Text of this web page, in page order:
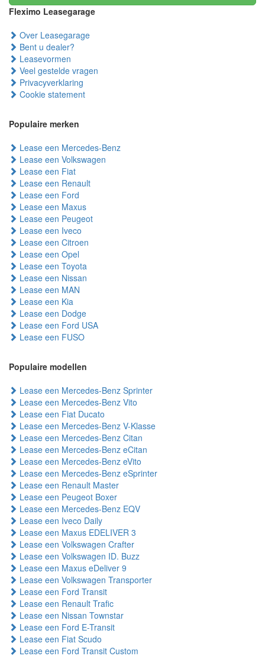
Fleximo Leasegarage
Over Leasegarage
Bent u dealer?
Leasevormen
Veel gestelde vragen
Privacyverklaring
Cookie statement
Populaire merken
Lease een Mercedes-Benz
Lease een Volkswagen
Lease een Fiat
Lease een Renault
Lease een Ford
Lease een Maxus
Lease een Peugeot
Lease een Iveco
Lease een Citroen
Lease een Opel
Lease een Toyota
Lease een Nissan
Lease een MAN
Lease een Kia
Lease een Dodge
Lease een Ford USA
Lease een FUSO
Populaire modellen
Lease een Mercedes-Benz Sprinter
Lease een Mercedes-Benz Vito
Lease een Fiat Ducato
Lease een Mercedes-Benz V-Klasse
Lease een Mercedes-Benz Citan
Lease een Mercedes-Benz eCitan
Lease een Mercedes-Benz eVito
Lease een Mercedes-Benz eSprinter
Lease een Renault Master
Lease een Peugeot Boxer
Lease een Mercedes-Benz EQV
Lease een Iveco Daily
Lease een Maxus EDELIVER 3
Lease een Volkswagen Crafter
Lease een Volkswagen ID. Buzz
Lease een Maxus eDeliver 9
Lease een Volkswagen Transporter
Lease een Ford Transit
Lease een Renault Trafic
Lease een Nissan Townstar
Lease een Ford E-Transit
Lease een Fiat Scudo
Lease een Ford Transit Custom